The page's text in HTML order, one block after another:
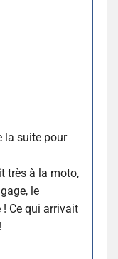
la suite pour
très à la moto,
le
Ce qui arrivait